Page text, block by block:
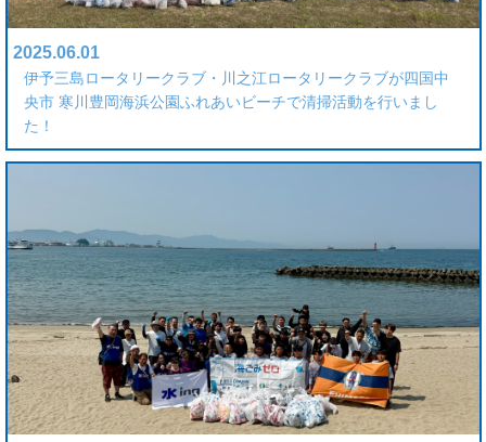
2025.06.01
伊予三島ロータリークラブ・川之江ロータリークラブが四国中
央市 寒川豊岡海浜公園ふれあいビーチで清掃活動を行いまし
た！